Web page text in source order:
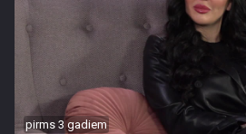
pirms 3 gadiem